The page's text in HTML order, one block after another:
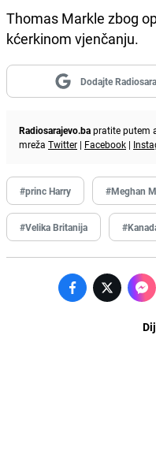
Thomas Markle zbog
kćerkinom vjenčanju.
Dodajte
Radiosarajevo.bapratite putem
mreža Twitter | Facebook |
#princ Harry #Meghan
#Velika Britanija